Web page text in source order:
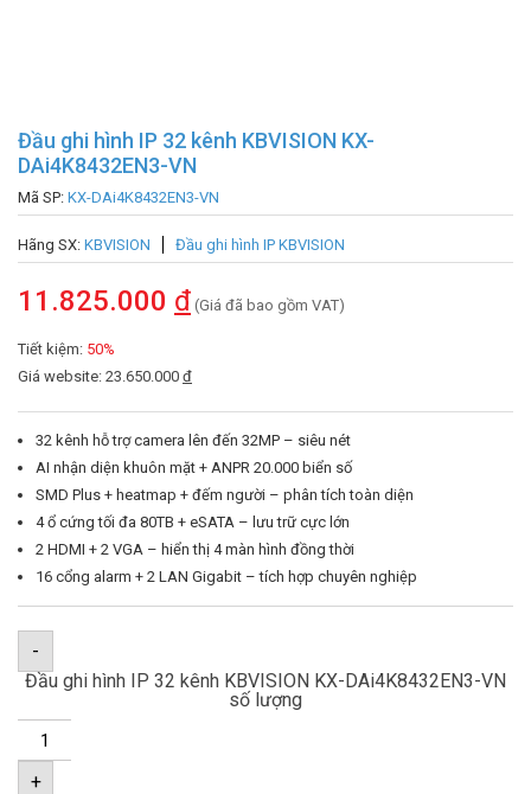
Đầu ghi hình IP 32 kênh KBVISION KX-
DAi4K8432EN3-VN
Mã SP: KX-DAi4K8432EN3-VN
Hãng SX: KBVISION Đầu ghi hình IP KBVISION
11.825.000 đ (Giá đã bao gồm VAT)
Tiết kiệm: 50%
Giá website: 23.650.000 đ
32 kênh hỗ trợ camera lên đến 32MP – siêu nét
AI nhận diện khuôn mặt + ANPR 20.000 biển số
SMD Plus + heatmap + đếm người – phân tích toàn diện
4 ổ cứng tối đa 80TB + eSATA – lưu trữ cực lớn
2 HDMI + 2 VGA – hiển thị 4 màn hình đồng thời
16 cổng alarm + 2 LAN Gigabit – tích hợp chuyên nghiệp
-
Đầu ghi hình IP 32 kênh KBVISION KX-DAi4K8432EN3-VN
số lượng
+